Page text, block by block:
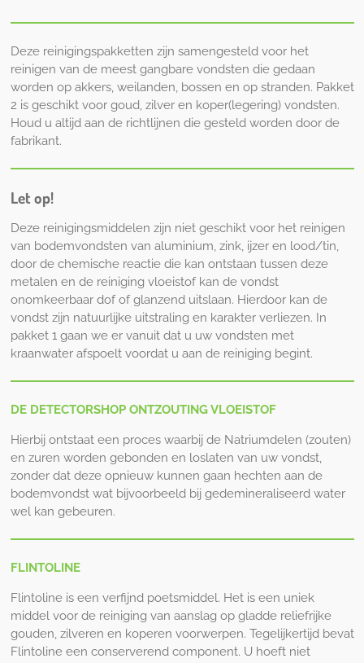
Deze reinigingspakketten zijn samengesteld voor het
reinigen van de meest gangbare vondsten die gedaan
worden op akkers, weilanden, bossen en op stranden. Pakket
2 is geschikt voor goud, zilver en koper(legering) vondsten.
Houd u altijd aan de richtlijnen die gesteld worden door de
fabrikant.
Let op!
Deze reinigingsmiddelen zijn niet geschikt voor het reinigen
van bodemvondsten van aluminium, zink, ijzer en lood/tin,
door de chemische reactie die kan ontstaan tussen deze
metalen en de reiniging vloeistof kan de vondst
onomkeerbaar dof of glanzend uitslaan. Hierdoor kan de
vondst zijn natuurlijke uitstraling en karakter verliezen. In
pakket 1 gaan we er vanuit dat u uw vondsten met
kraanwater afspoelt voordat u aan de reiniging begint.
DE DETECTORSHOP ONTZOUTING VLOEISTOF
Hierbij ontstaat een proces waarbij de Natriumdelen (zouten)
en zuren worden gebonden en loslaten van uw vondst,
zonder dat deze opnieuw kunnen gaan hechten aan de
bodemvondst wat bijvoorbeeld bij gedemineraliseerd water
wel kan gebeuren.
FLINTOLINE
Flintoline is een verfijnd poetsmiddel. Het is een uniek
middel voor de reiniging van aanslag op gladde reliefrijke
gouden, zilveren en koperen voorwerpen. Tegelijkertijd bevat
Flintoline een conserverend component. U hoeft niet